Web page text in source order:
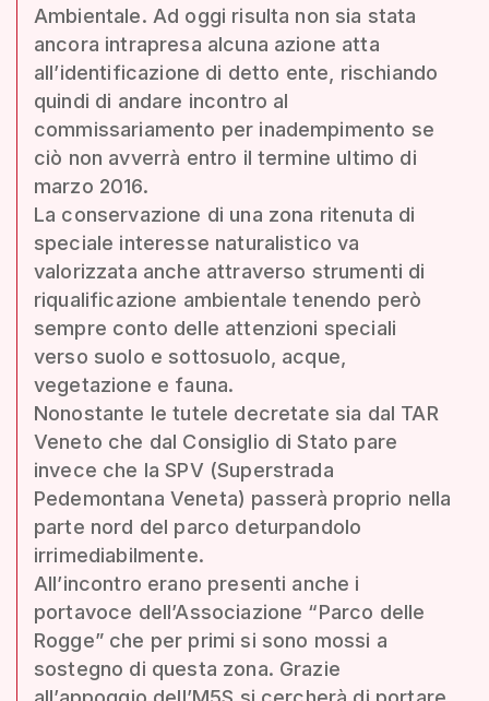
Ambientale. Ad oggi risulta non sia stata
ancora intrapresa alcuna azione atta
all’identificazione di detto ente, rischiando
quindi di andare incontro al
commissariamento per inadempimento se
ciò non avverrà entro il termine ultimo di
marzo 2016.
La conservazione di una zona ritenuta di
speciale interesse naturalistico va
valorizzata anche attraverso strumenti di
riqualificazione ambientale tenendo però
sempre conto delle attenzioni speciali
verso suolo e sottosuolo, acque,
vegetazione e fauna.
Nonostante le tutele decretate sia dal TAR
Veneto che dal Consiglio di Stato pare
invece che la SPV (Superstrada
Pedemontana Veneta) passerà proprio nella
parte nord del parco deturpandolo
irrimediabilmente.
All’incontro erano presenti anche i
portavoce dell’Associazione “Parco delle
Rogge” che per primi si sono mossi a
sostegno di questa zona. Grazie